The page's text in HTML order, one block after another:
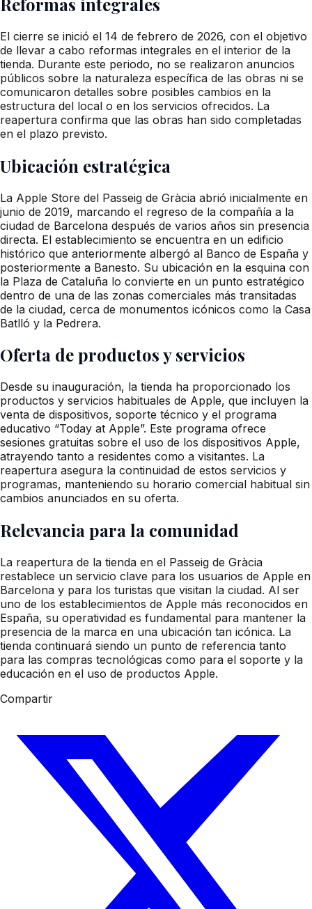
El cierre se inició el 14 de febrero de 2026, con el objetivo
de llevar a cabo reformas integrales en el interior de la
tienda. Durante este periodo, no se realizaron anuncios
públicos sobre la naturaleza específica de las obras ni se
comunicaron detalles sobre posibles cambios en la
estructura del local o en los servicios ofrecidos. La
reapertura confirma que las obras han sido completadas
en el plazo previsto.
Ubicación estratégica
La Apple Store del Passeig de Gràcia abrió inicialmente en
junio de 2019, marcando el regreso de la compañía a la
ciudad de Barcelona después de varios años sin presencia
directa. El establecimiento se encuentra en un edificio
histórico que anteriormente albergó al Banco de España y
posteriormente a Banesto. Su ubicación en la esquina con
la Plaza de Cataluña lo convierte en un punto estratégico
dentro de una de las zonas comerciales más transitadas
de la ciudad, cerca de monumentos icónicos como la Casa
Batlló y la Pedrera.
Oferta de productos y servicios
Desde su inauguración, la tienda ha proporcionado los
productos y servicios habituales de Apple, que incluyen la
venta de dispositivos, soporte técnico y el programa
educativo “Today at Apple”. Este programa ofrece
sesiones gratuitas sobre el uso de los dispositivos Apple,
atrayendo tanto a residentes como a visitantes. La
reapertura asegura la continuidad de estos servicios y
programas, manteniendo su horario comercial habitual sin
cambios anunciados en su oferta.
Relevancia para la comunidad
La reapertura de la tienda en el Passeig de Gràcia
restablece un servicio clave para los usuarios de Apple en
Barcelona y para los turistas que visitan la ciudad. Al ser
uno de los establecimientos de Apple más reconocidos en
España, su operatividad es fundamental para mantener la
presencia de la marca en una ubicación tan icónica. La
tienda continuará siendo un punto de referencia tanto
para las compras tecnológicas como para el soporte y la
educación en el uso de productos Apple.
Compartir